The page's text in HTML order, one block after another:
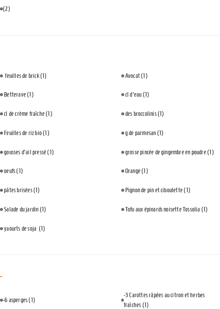
(2)
feuilles de brick(1) Avocat(1)
Betterave(1) cl d'eau (1)
cl de crème fraîche(1) des broccolinis(1)
Feuilles de riz bio(1) g de parmesan (1)
gousses d'ail pressé(1) grosse pincée de gingembre en poudre(1)
oeufs(1) Orange(1)
pâtes brisées(1) Pignon de pin et ciboulette(1)
Salade du jardin (1) Tofu aux épinards noisette Tossolia (1)
yaourts de soja (1)
-
-6 asperges(1)
-3 Carottes râpées au citron et herbes
fraîches (1)